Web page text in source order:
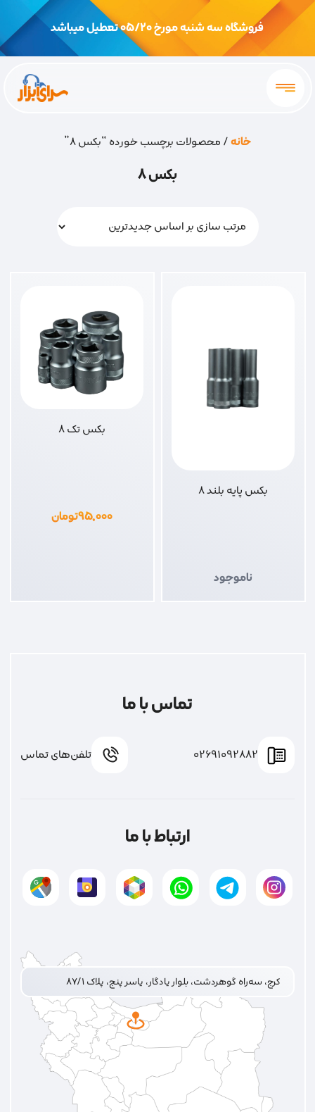
فروشگاه سه شنبه مورخ 05/20 تعطیل میباشد
خانه/ محصولات برچسب خورده “بکس 8”
بکس 8
بکس پایه بلند 8
ناموجود
بکس تک 8
۹۵,۰۰۰تومان
تماس با ما
02691092882 تلفن‌های تماس
ارتباط با ما
کرج، سه‌راه گوهردشت، بلوار یادگار، یاسر پنج، پلاک ۸۷/۱